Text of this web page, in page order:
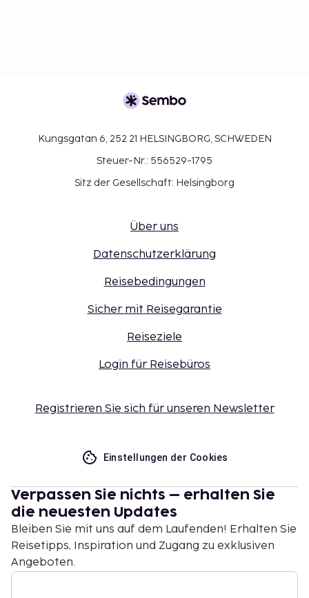
Kungsgatan 6, 252 21 HELSINGBORG, SCHWEDEN
Steuer-Nr.: 556529-1795
Sitz der Gesellschaft: Helsingborg
Über uns
Datenschutzerklärung
Reisebedingungen
Sicher mit Reisegarantie
Reiseziele
Login für Reisebüros
Registrieren Sie sich für unseren Newsletter
Einstellungen der Cookies
Verpassen Sie nichts – erhalten Sie
die neuesten Updates
Bleiben Sie mit uns auf dem Laufenden! Erhalten Sie
Reisetipps, Inspiration und Zugang zu exklusiven
Angeboten.